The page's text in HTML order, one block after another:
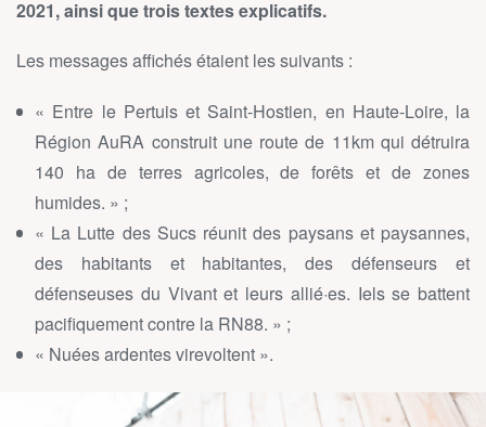
2021, ainsi que trois textes explicatifs.
Les messages affichés étaient les suivants :
« Entre le Pertuis et Saint-Hostien, en Haute-Loire, la
Région AuRA construit une route de 11km qui détruira
140 ha de terres agricoles, de forêts et de zones
humides. » ;
« La Lutte des Sucs réunit des paysans et paysannes,
des habitants et habitantes, des défenseurs et
défenseuses du Vivant et leurs allié·es. Iels se battent
pacifiquement contre la RN88. » ;
« Nuées ardentes virevoltent ».